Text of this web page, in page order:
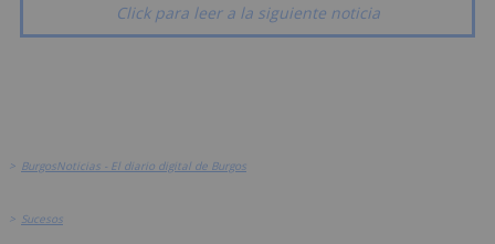
Click para leer a la siguiente noticia
> BurgosNoticias - El diario digital de Burgos
> Sucesos